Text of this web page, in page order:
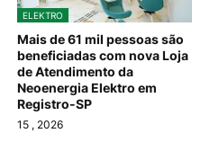
ELEKTRO
Mais de 61 mil pessoas são
beneficiadas com nova Loja
de Atendimento da
Neoenergia Elektro em
Registro-SP
15 , 2026